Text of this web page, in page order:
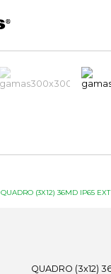
QUADRO (3X12) 36MD IP65 EXT